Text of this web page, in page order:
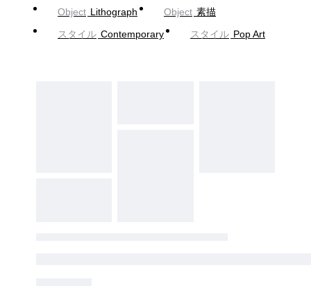
Object Lithograph Object 素描
スタイル Contemporary スタイル Pop Art